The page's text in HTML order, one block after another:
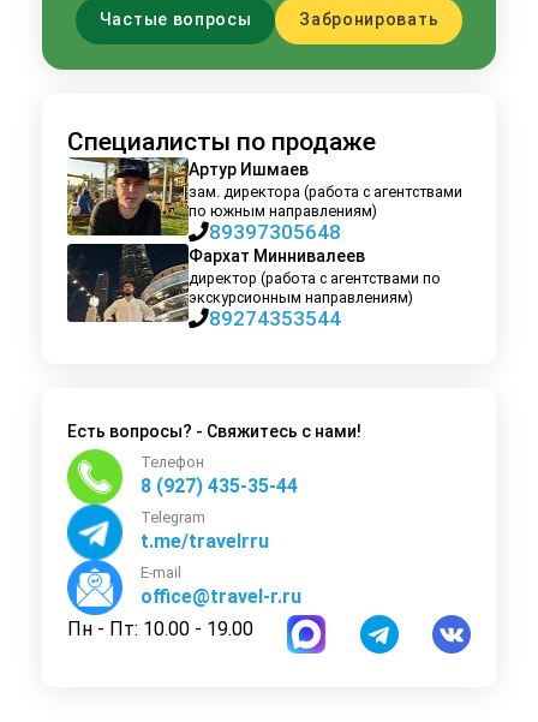
Частые вопросы
Забронировать
Специалисты по продаже
Артур Ишмаев
зам. директора (работа с агентствами
по южным направлениям)
89397305648
Фархат Миннивалеев
директор (работа с агентствами по
экскурсионным направлениям)
89274353544
Есть вопросы? - Свяжитесь с нами!
Телефон
8 (927) 435-35-44
Telegram
t.me/travelrru
E-mail
office@travel-r.ru
Пн - Пт: 10.00 - 19.00